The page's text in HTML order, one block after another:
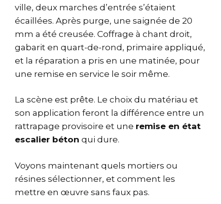
ville, deux marches d’entrée s’étaient
écaillées. Après purge, une saignée de 20
mm a été creusée. Coffrage à chant droit,
gabarit en quart-de-rond, primaire appliqué,
et la réparation a pris en une matinée, pour
une remise en service le soir même.
La scène est prête. Le choix du matériau et
son application feront la différence entre un
rattrapage provisoire et une remise en état
escalier béton qui dure.
Voyons maintenant quels mortiers ou
résines sélectionner, et comment les
mettre en œuvre sans faux pas.